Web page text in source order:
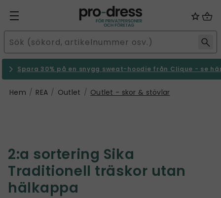
Spara 30% på en snygg sweat-hoodie från Clique - se
Hem REA Outlet Outlet - skor & stövlar
2:a sortering Sika
Traditionell träskor utan
hälkappa